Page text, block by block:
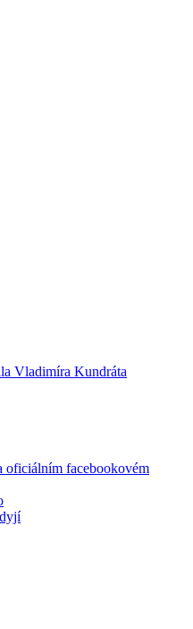
Vladimíra Kundráta
oficiálním facebookovém